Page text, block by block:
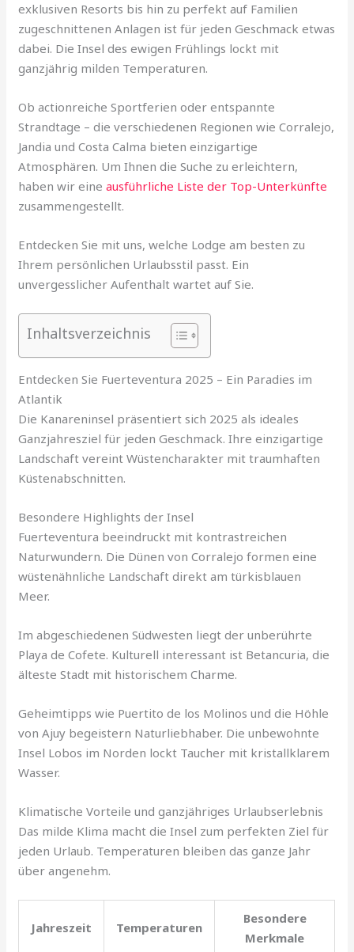
exklusiven Resorts bis hin zu perfekt auf Familien
zugeschnittenen Anlagen ist für jeden Geschmack etwas
dabei. Die Insel des ewigen Frühlings lockt mit
ganzjährig milden Temperaturen.
Ob actionreiche Sportferien oder entspannte
Strandtage – die verschiedenen Regionen wie Corralejo,
Jandia und Costa Calma bieten einzigartige
Atmosphären. Um Ihnen die Suche zu erleichtern,
haben wir eineausführliche Liste der Top-Unterkünfte
zusammengestellt.
Entdecken Sie mit uns, welche Lodge am besten zu
Ihrem persönlichen Urlaubsstil passt. Ein
unvergesslicher Aufenthalt wartet auf Sie.
Inhaltsverzeichnis
Entdecken Sie Fuerteventura 2025 – Ein Paradies im
Atlantik
Die Kanareninsel präsentiert sich 2025 als ideales
Ganzjahresziel für jeden Geschmack. Ihre einzigartige
Landschaft vereint Wüstencharakter mit traumhaften
Küstenabschnitten.
Besondere Highlights der Insel
Fuerteventura beeindruckt mit kontrastreichen
Naturwundern. Die Dünen von Corralejo formen eine
wüstenähnliche Landschaft direkt am türkisblauen
Meer.
Im abgeschiedenen Südwesten liegt der unberührte
Playa de Cofete. Kulturell interessant ist Betancuria, die
älteste Stadt mit historischem Charme.
Geheimtipps wie Puertito de los Molinos und die Höhle
von Ajuy begeistern Naturliebhaber. Die unbewohnte
Insel Lobos im Norden lockt Taucher mit kristallklarem
Wasser.
Klimatische Vorteile und ganzjähriges Urlaubserlebnis
Das milde Klima macht die Insel zum perfekten Ziel für
jeden Urlaub. Temperaturen bleiben das ganze Jahr
über angenehm.
Jahreszeit Temperaturen
Besondere
Merkmale